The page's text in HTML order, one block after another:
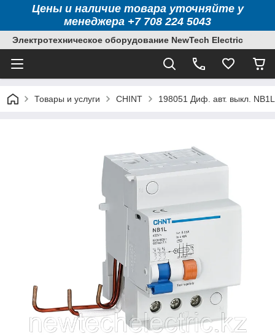
Цены и наличие товара уточняйте у
менеджера +7 708 224 5043
Электротехническое оборудование NewTech Electric
Товары и услуги CHINT 198051 Диф. авт. выкл.